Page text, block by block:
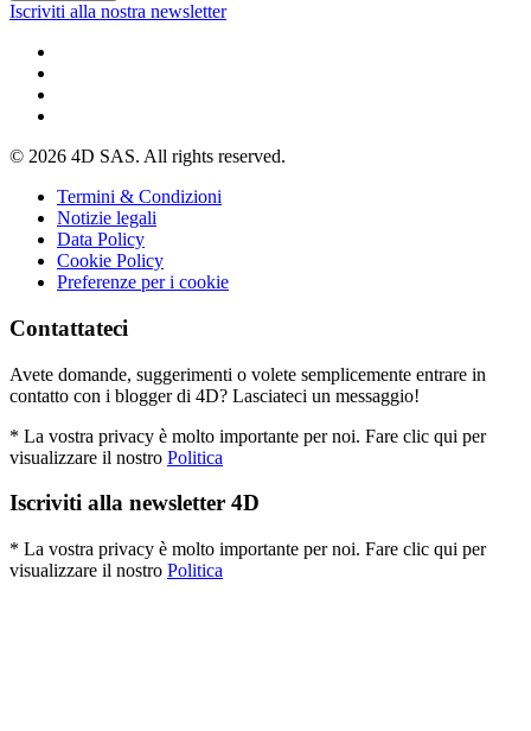
Iscriviti alla nostra newsletter
© 2026 4D SAS. All rights reserved.
Termini & Condizioni
Notizie legali
Data Policy
Cookie Policy
Preferenze per i cookie
Contattateci
Avete domande, suggerimenti o volete semplicemente entrare in
contatto con i blogger di 4D? Lasciateci un messaggio!
* La vostra privacy è molto importante per noi. Fare clic qui per
visualizzare il nostro Politica
Iscriviti alla newsletter 4D
* La vostra privacy è molto importante per noi. Fare clic qui per
visualizzare il nostro Politica